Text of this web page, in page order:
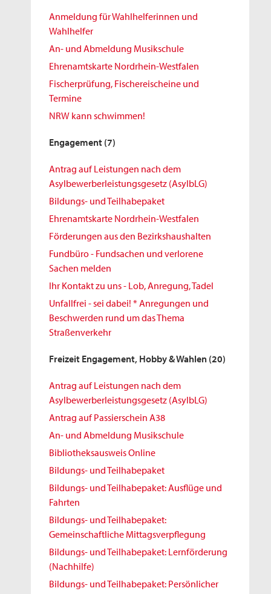
Anmeldung für Wahlhelferinnen und
Wahlhelfer
An- und Abmeldung Musikschule
Ehrenamtskarte Nordrhein-Westfalen
Fischerprüfung, Fischereischeine und
Termine
NRW kann schwimmen!
Engagement (7)
Antrag auf Leistungen nach dem
Asylbewerberleistungsgesetz (AsylbLG)
Bildungs- und Teilhabepaket
Ehrenamtskarte Nordrhein-Westfalen
Förderungen aus den Bezirkshaushalten
Fundbüro - Fundsachen und verlorene
Sachen melden
Ihr Kontakt zu uns - Lob, Anregung, Tadel
Unfallfrei - sei dabei! * Anregungen und
Beschwerden rund um das Thema
Straßenverkehr
Freizeit Engagement, Hobby & Wahlen (20)
Antrag auf Leistungen nach dem
Asylbewerberleistungsgesetz (AsylbLG)
Antrag auf Passierschein A38
An- und Abmeldung Musikschule
Bibliotheksausweis Online
Bildungs- und Teilhabepaket
Bildungs- und Teilhabepaket: Ausflüge und
Fahrten
Bildungs- und Teilhabepaket:
Gemeinschaftliche Mittagsverpflegung
Bildungs- und Teilhabepaket: Lernförderung
(Nachhilfe)
Bildungs- und Teilhabepaket: Persönlicher